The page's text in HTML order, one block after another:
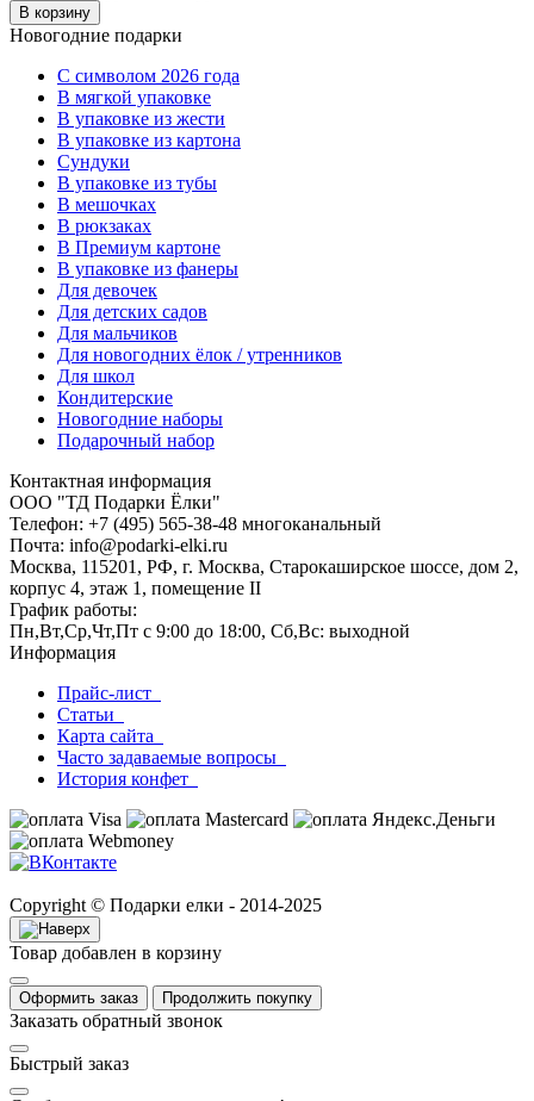
В корзину
Новогодние подарки
C символом 2026 года
В мягкой упаковке
В упаковке из жести
В упаковке из картона
Сундуки
В упаковке из тубы
В мешочках
В рюкзаках
В Премиум картоне
В упаковке из фанеры
Для девочек
Для детских садов
Для мальчиков
Для новогодних ёлок / утренников
Для школ
Кондитерские
Новогодние наборы
Подарочный набор
Контактная информация
ООО "ТД Подарки Ёлки"
Телефон: +7 (495) 565-38-48 многоканальный
Почта: info@podarki-elki.ru
Москва, 115201, РФ, г. Москва, Старокаширское шоссе, дом 2,
корпус 4, этаж 1, помещение II
График работы:
Пн,Вт,Ср,Чт,Пт с 9:00 до 18:00, Сб,Вс: выходной
Информация
Прайс-лист
Статьи
Карта сайта
Часто задаваемые вопросы
История конфет
Copyright © Подарки елки - 2014-2025
Товар добавлен в корзину
Оформить заказ Продолжить покупку
Заказать обратный звонок
Быстрый заказ